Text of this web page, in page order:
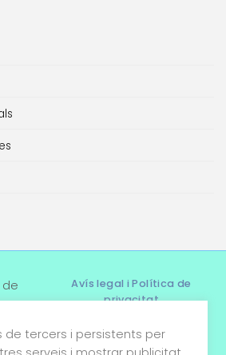
de
Tots
Avís legal i Política de
privacitat
Termes i condicions
de tercers i persistents per